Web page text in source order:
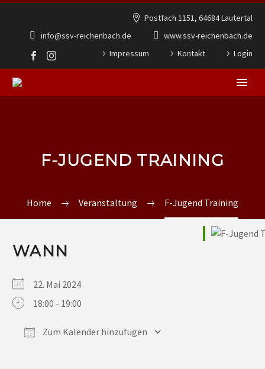
Postfach 1151, 64684 Lautertal
info@ssv-reichenbach.de
www.ssv-reichenbach.de
Impressum
Kontakt Login
F-JUGEND TRAINING
Home Veranstaltung F-Jugend Training
WANN
22. Mai 2024
18:00 - 19:00
Zum Kalender hinzufügen